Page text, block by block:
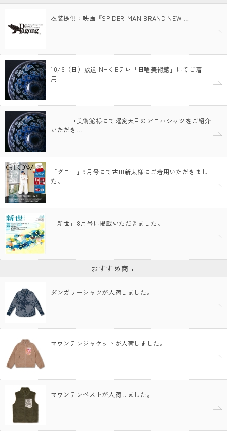
衣装提供：映画『SPIDER-MAN BRAND NEW …
10/6（日）放送 NHK Eテレ「日曜美術館」にてご着
用…
ニコニコ美術館様にて曜変天目のアロハシャツをご紹介
いただき…
「グロー」9月号にて古田新太様にご着用いただきまし
た。
「新世」8月号に掲載いただきました。
おすすめ商品
ダンガリーシャツが入荷しました。
マウンテンジャケットが入荷しました。
マウンテンベストが入荷しました。